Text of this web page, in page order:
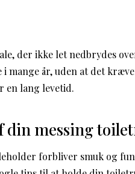
der ikke let nedbrydes
i mange år, uden at det
en lang levetid.
din messing
forbliver smuk og